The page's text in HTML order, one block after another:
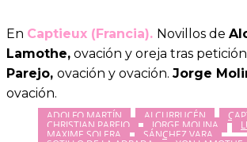
En Captieux (Francia). Novillos de
Lamothe, ovación y oreja tras
Parejo, ovación y ovación. Jorge
ovación.
ADOLFO MARTÍN ALCURRUCÉN
CHRISTIAN PAREJO JORGE MOLINA
MAXIME SOLERA SÁNCHEZ VARA